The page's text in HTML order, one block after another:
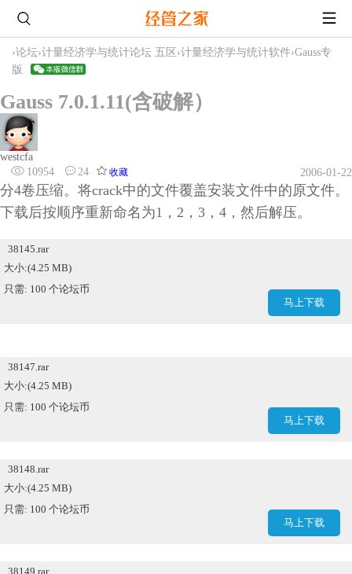
›论坛›计量经济学与统计论坛 五区 ›计量经济学与统计软件›Gauss专
版
Gauss 7.0.1.11(含破解）
westcfa
10954
24 收藏 2006-01-22
分4卷压缩。将crack中的文件覆盖安装文件中的原文件。
下载后按顺序重新命名为1，2，3，4，然后解压。
38145.rar
大小:(4.25 MB)
只需: 100 个论坛币
马上下载
38147.rar
大小:(4.25 MB)
只需: 100 个论坛币
马上下载
38148.rar
大小:(4.25 MB)
只需: 100 个论坛币
马上下载
38149.rar